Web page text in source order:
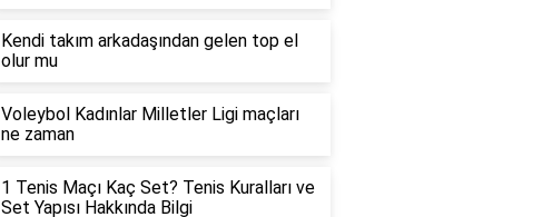
Kendi takım arkadaşından gelen top el
olur mu
Voleybol Kadınlar Milletler Ligi maçları
ne zaman
1 Tenis Maçı Kaç Set? Tenis Kuralları ve
Set Yapısı Hakkında Bilgi